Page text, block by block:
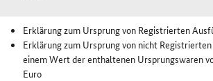
Erklärung zum Ursprung von Registrierten
Erklärung zum Ursprung von nicht
einem Wert der enthaltenen Ursprungswaren
Euro